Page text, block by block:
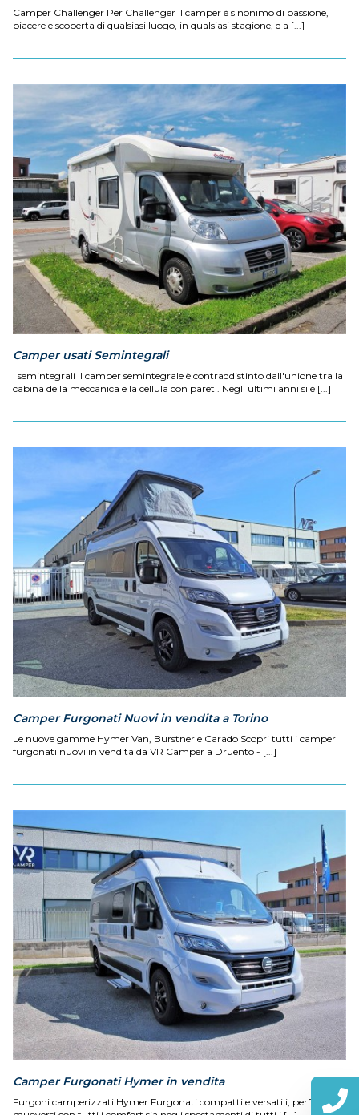
Camper Challenger Per Challenger il camper è sinonimo di passione,
piacere e scoperta di qualsiasi luogo, in qualsiasi stagione, e a [...]
Camper usati Semintegrali
I semintegrali Il camper semintegrale è contraddistinto dall'unione tra la
cabina della meccanica e la cellula con pareti. Negli ultimi anni si è [...]
Camper Furgonati Nuovi in vendita a Torino
Le nuove gamme Hymer Van, Burstner e Carado Scopri tutti i camper
furgonati nuovi in vendita da VR Camper a Druento - [...]
Camper Furgonati Hymer in vendita
Furgoni camperizzati Hymer Furgonati compatti e versatili, perfetti per